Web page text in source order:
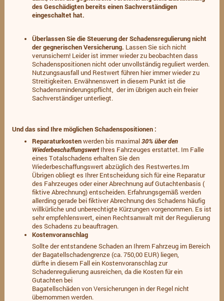
des Geschädigten bereits einen Sachverständigen
eingeschaltet hat.
Überlassen Sie die Steuerung der Schadensregulierung nicht
der gegnerischen Versicherung. Lassen Sie sich nicht
verunsichern! Leider ist immer wieder zu beobachten dass
Schadenspositionen nicht oder unvollständig reguliert werden.
Nutzungsausfall und Restwert führen hier immer wieder zu
Streitigkeiten. Erwähnenswert in diesem Punkt ist die
Schadensminderungspflicht, der im übrigen auch ein freier
Sachverständiger unterliegt.
Und das sind Ihre möglichen Schadenspositionen :
Reparaturkostenwerden bis maximal30% über den
WiederbeschaffungswertIhres Fahrzeuges erstattet. Im Falle
eines Totalschadens erhalten Sie den
Wiederbeschaffungswert abzüglich des Restwertes.Im
Übrigen obliegt es Ihrer Entscheidung sich für eine Reparatur
des Fahrzeuges oder einer Abrechnung auf Gutachtenbasis (
fiktive Abrechnung) entscheiden. Erfahrungsgemäß werden
allerding gerade bei fiktiver Abrechnung des Schadens häufig
willkürliche und unberechtigte Kürzungen vorgenommen. Es ist
sehr empfehlenswert, einen Rechtsanwalt mit der Regulierung
des Schadens zu beauftragen.
Kostenvoranschlag
Sollte der entstandene Schaden an Ihrem Fahrzeug im Bereich
der Bagatellschadengrenze (ca. 750,00 EUR) liegen,
dürfte in diesem Fall ein Kostenvoranschlag zur
Schadenregulierung ausreichen, da die Kosten für ein
Gutachten bei
Bagatellschäden von Versicherungen in der Regel nicht
übernommen werden.